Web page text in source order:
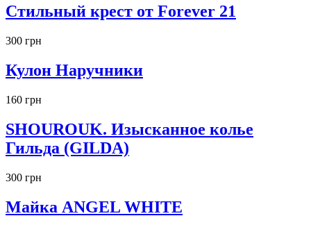
Стильный крест от Forever 21
300 грн
Кулон Наручники
160 грн
SHOUROUK. Изысканное колье
Гильда (GILDA)
300 грн
Майка ANGEL WHITE